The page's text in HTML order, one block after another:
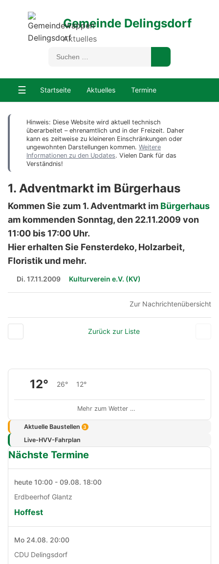
Gemeinde Delingsdorf
Aktuelles
☰ Startseite Aktuelles Termine
Hinweis: Diese Website wird aktuell technisch
überarbeitet – ehrenamtlich und in der Freizeit. Daher
kann es zeitweise zu kleineren Einschränkungen oder
ungewohnten Darstellungen kommen. Weitere
Informationen zu den Updates. Vielen Dank für das
Verständnis!
1. Adventmarkt im Bürgerhaus
Kommen Sie zum 1. Adventmarkt im Bürgerhaus
am kommenden Sonntag, den 22.11.2009 von
11:00 bis 17:00 Uhr.
Hier erhalten Sie Fensterdeko, Holzarbeit,
Floristik und mehr.
Di. 17.11.2009 Kulturverein e.V. (KV)
Zur Nachrichtenübersicht
Zurück zur Liste
12° 26° 12°
Mehr zum Wetter …
Aktuelle Baustellen 3
Live-HVV-Fahrplan
Nächste Termine
heute 10:00 - 09.08. 18:00
Erdbeerhof Glantz
Hoffest
Mo 24.08. 20:00
CDU Delingsdorf